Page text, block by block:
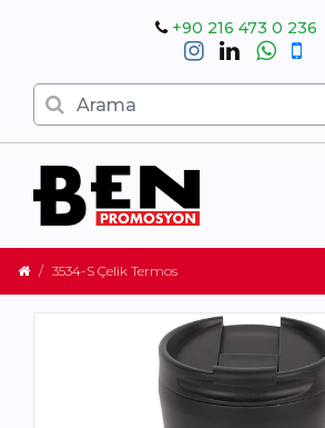
+90 216 473 0 236
3534-S Çelik Termos